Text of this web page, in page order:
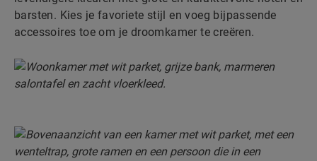
barsten. Kies je favoriete stijl en voeg bijpassende
accessoires toe om je droomkamer te creëren.